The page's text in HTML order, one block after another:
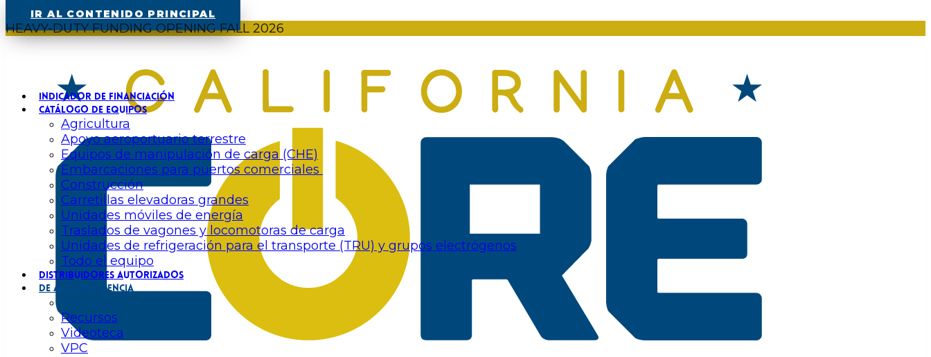
IR AL CONTENIDO PRINCIPAL
HEAVY-DUTY FUNDING OPENING FALL 2026
INDICADOR DE FINANCIACIÓN
CATÁLOGO DE EQUIPOS
Agricultura
Apoyo aeroportuario terrestre
Equipos de manipulación de carga (CHE)
Embarcaciones para puertos comerciales
Construcción
Carretillas elevadoras grandes
Unidades móviles de energía
Traslados de vagones y locomotoras de carga
Unidades de refrigeración para el transporte (TRU) y grupos electrógenos
Todo el equipo
DISTRIBUIDORES AUTORIZADOS
DE ALTA RESISTENCIA
Recursos
Videoteca
VPC